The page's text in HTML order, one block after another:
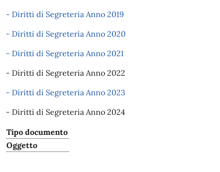
- Diritti di Segreteria Anno 2019
- Diritti di Segreteria Anno 2020
- Diritti di Segreteria Anno 2021
- Diritti di Segreteria Anno 2022
- Diritti di Segreteria Anno 2023
- Diritti di Segreteria Anno 2024
Tipo documento
Oggetto